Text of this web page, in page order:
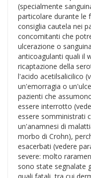
(specialmente
particolare durante le
consiglia cautela nei
concomitanti che
ulcerazione o
anticoagulanti quali il
ricaptazione della
l'acido acetilsalicilico
un'emorragia o
pazienti che
essere interrotto
essere somministrati
un'anamnesi di
morbo di Crohn),
esacerbati (vedere
severe: molto
sono state segnalate